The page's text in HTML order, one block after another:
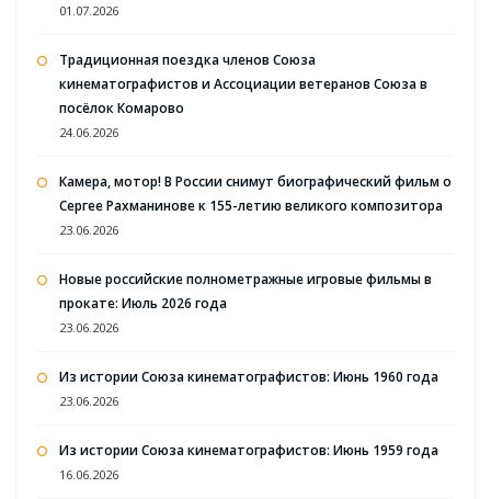
01.07.2026
Традиционная поездка членов Союза
кинематографистов и Ассоциации ветеранов Союза в
посёлок Комарово
24.06.2026
Камера, мотор! В России снимут биографический фильм о
Сергее Рахманинове к 155-летию великого композитора
23.06.2026
Новые российские полнометражные игровые фильмы в
прокате: Июль 2026 года
23.06.2026
Из истории Союза кинематографистов: Июнь 1960 года
23.06.2026
Из истории Союза кинематографистов: Июнь 1959 года
16.06.2026